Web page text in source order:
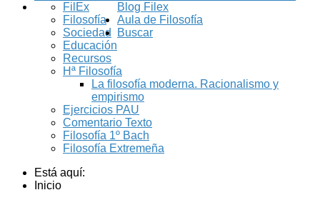
Blog Filex
FilEx
Filosofía
Sociedad
Educación
Recursos
Aula de Filosofía
Hª Filosofía
La filosofía moderna. Racionalismo y
empirismo
Ejercicios PAU
Comentario Texto
Filosofía 1º Bach
Filosofía Extremeña
Buscar
Está aquí:
Inicio